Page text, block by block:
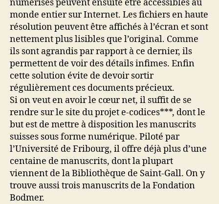
numérisés peuvent ensuite être accessibles au
monde entier sur Internet. Les fichiers en haute
résolution peuvent être affichés à l’écran et sont
nettement plus lisibles que l’original. Comme
ils sont agrandis par rapport à ce dernier, ils
permettent de voir des détails infimes. Enfin
cette solution évite de devoir sortir
régulièrement ces documents précieux.
Si on veut en avoir le cœur net, il suffit de se
rendre sur le site du projet e-codices***, dont le
but est de mettre à disposition les manuscrits
suisses sous forme numérique. Piloté par
l’Université de Fribourg, il offre déjà plus d’une
centaine de manuscrits, dont la plupart
viennent de la Bibliothèque de Saint-Gall. On y
trouve aussi trois manuscrits de la Fondation
Bodmer.